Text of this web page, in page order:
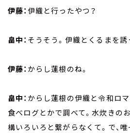
伊藤：伊織と行ったやつ？
畠中： そうそう。伊織とくるまを誘
伊藤： からし蓮根のね。
畠中： からし蓮根の伊織と令和ロマ
食べログとかで調べて。水炊きの
構いろいろと繋がらなくて。で、